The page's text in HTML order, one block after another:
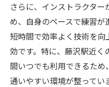
さらに、インストラクタ
め、自身のペースで練習が
短時間で効率よく技術を
効です。特に、藤沢駅近く
間いつでも利用できるた
通いやすい環境が整ってい